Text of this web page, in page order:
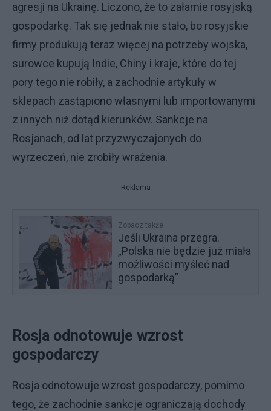
agresji na Ukrainę. Liczono, że to załamie rosyjską
gospodarkę. Tak się jednak nie stało, bo rosyjskie
firmy produkują teraz więcej na potrzeby wojska,
surowce kupują Indie, Chiny i kraje, które do tej
pory tego nie robiły, a zachodnie artykuły w
sklepach zastąpiono własnymi lub importowanymi
z innych niż dotąd kierunków. Sankcje na
Rosjanach, od lat przyzwyczajonych do
wyrzeczeń, nie zrobiły wrażenia.
Reklama
Zobacz także
Jeśli Ukraina przegra.
„Polska nie będzie już miała
możliwości myśleć nad
gospodarką”
Rosja odnotowuje wzrost
gospodarczy
Rosja odnotowuje wzrost gospodarczy, pomimo
tego, że zachodnie sankcje ograniczają dochody